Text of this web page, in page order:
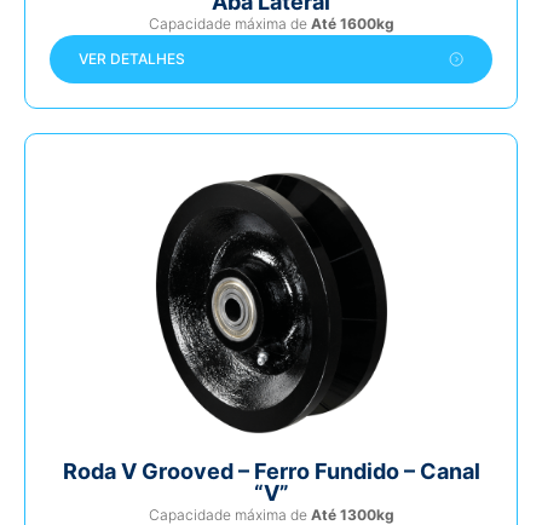
Capacidade máxima de Até 1600kg
VER DETALHES
Roda V Grooved – Ferro Fundido – Canal
“V”
Capacidade máxima de Até 1300kg